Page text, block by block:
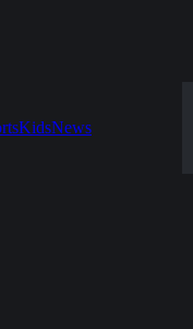
KidsNews